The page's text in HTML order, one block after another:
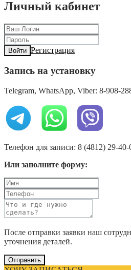
Личный кабинет
Войти Регистрация
Запись на установку
Telegram, WhatsApp, Viber: 8-908-
Телефон для записи: 8 (4812) 29-40-
Или заполните форму:
После отправки заявки наш
уточнения деталей.
Отправить